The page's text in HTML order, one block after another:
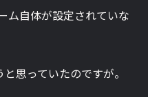
ム自体が設定されていな
思っていたのですが。